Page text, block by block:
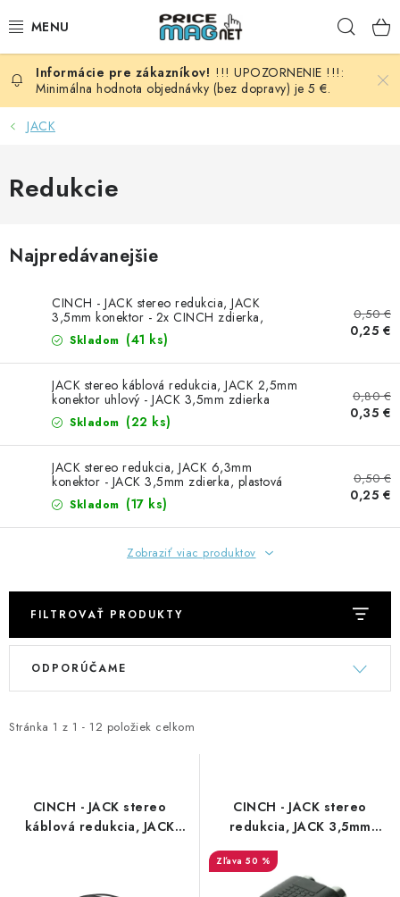
na
BATÉRIE
AUDIO - VIDEO
DOMÁCNOSŤ
ELEKTROINŠTALAČNÝ MATERIÁL
GADGETY, DARČEKY
KÁBLE A KONEKTORY
TELEFÓNY, TABLETY, GSM
NEZARADENÉ
Kontakty Doprava a platba
!!! UPOZORNENIE !!!:
Minimálna hodnota objednávky (bez dopravy) je 5 €.
JACK
Redukcie
Najpredávanejšie
CINCH - JACK stereo redukcia, JACK
3,5mm konektor - 2x CINCH zdierka,
plastováSkladom (41 ks)
0,50 €
0,25 €
JACK stereo káblová redukcia, JACK 2,5mm
konektor uhlový - JACK 3,5mm zdierka
12cm, plastová, biela
Skladom (22 ks)
0,80 €
0,35 €
JACK stereo redukcia, JACK 6,3mm
konektor - JACK 3,5mm zdierka, plastová
Skladom (17 ks)
0,50 €
0,25 €
Zobraziť viac produktov
FILTROVAŤ PRODUKTY
V
i
Stránka 1 z 1 - 12 položiek celkom
R
e
ODPORÚČAME
CINCH - JACK stereo
káblová redukcia, JACK
CINCH - JACK stereo
redukcia, JACK 3,5mm
konektor - 2x CINCH
zdierka, plastová
50 %